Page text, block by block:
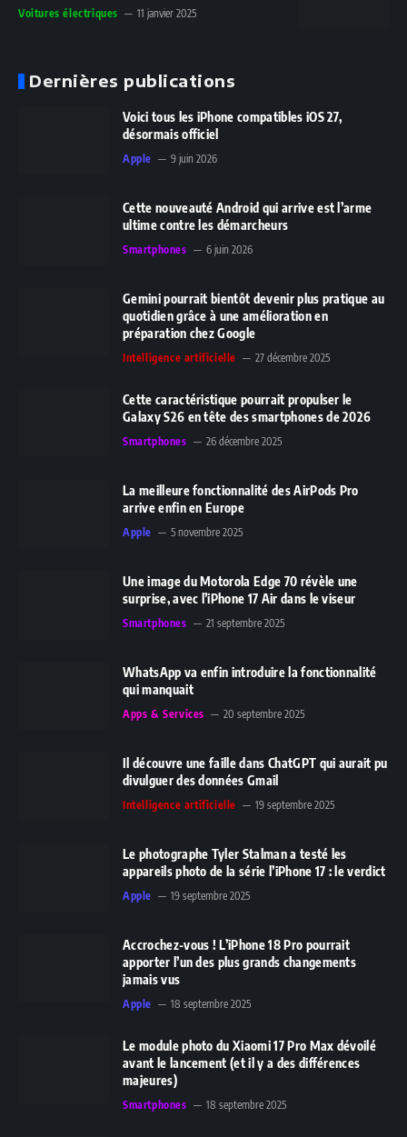
Voitures électriques 11 janvier 2025
Dernières publications
Voici tous les iPhone compatibles iOS 27,
désormais officiel
Apple 9 juin 2026
Cette nouveauté Android qui arrive est l’arme
ultime contre les démarcheurs
Smartphones 6 juin 2026
Gemini pourrait bientôt devenir plus pratique au
quotidien grâce à une amélioration en
préparation chez Google
Intelligence artificielle 27 décembre 2025
Cette caractéristique pourrait propulser le
Galaxy S26 en tête des smartphones de 2026
Smartphones 26 décembre 2025
La meilleure fonctionnalité des AirPods Pro
arrive enfin en Europe
Apple 5 novembre 2025
Une image du Motorola Edge 70 révèle une
surprise, avec l’iPhone 17 Air dans le viseur
Smartphones 21 septembre 2025
WhatsApp va enfin introduire la fonctionnalité
qui manquait
Apps & Services 20 septembre 2025
Il découvre une faille dans ChatGPT qui aurait pu
divulguer des données Gmail
Intelligence artificielle 19 septembre 2025
Le photographe Tyler Stalman a testé les
appareils photo de la série l’iPhone 17 : le verdict
Apple 19 septembre 2025
Accrochez-vous ! L’iPhone 18 Pro pourrait
apporter l’un des plus grands changements
jamais vus
Apple 18 septembre 2025
Le module photo du Xiaomi 17 Pro Max dévoilé
avant le lancement (et il y a des différences
majeures)
Smartphones 18 septembre 2025